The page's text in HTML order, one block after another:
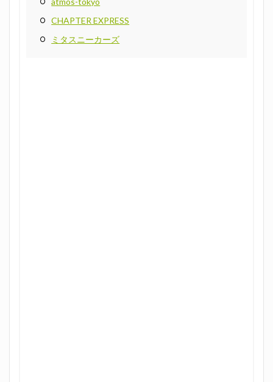
CHAPTER EXPRESS
ミタスニーカーズ